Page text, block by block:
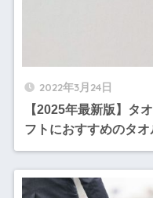
2022年3月24日
【2025年最新版】タ
フトにおすすめのタオ